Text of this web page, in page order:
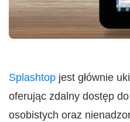
Splashtop jest głównie
oferując zdalny dostęp
osobistych oraz